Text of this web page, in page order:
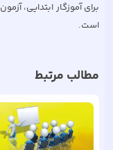
برای آموزگار ابتدایی،
مطالب مرتبط